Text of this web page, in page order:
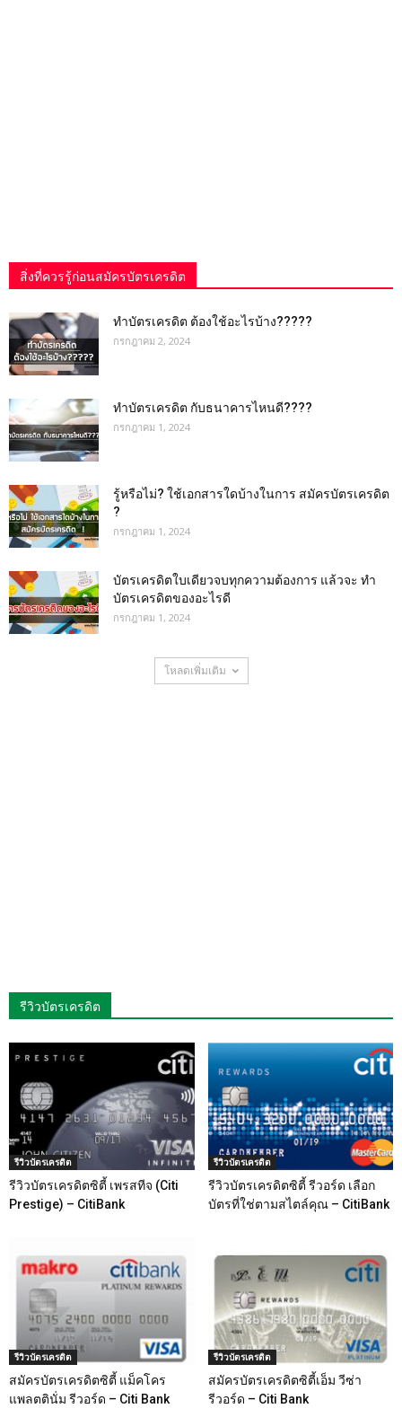
สิ่งที่ควรรู้ก่อนสมัครบัตรเครดิต
ทำบัตรเครดิต ต้องใช้อะไรบ้าง?????
กรกฎาคม 2, 2024
ทำบัตรเครดิต กับธนาคารไหนดี????
กรกฎาคม 1, 2024
รู้หรือไม่? ใช้เอกสารใดบ้างในการ สมัครบัตรเครดิต
?
กรกฎาคม 1, 2024
บัตรเครดิตใบเดียวจบทุกความต้องการ แล้วจะ ทำ
บัตรเครดิตของอะไรดี
กรกฎาคม 1, 2024
โหลดเพิ่มเติม
รีวิวบัตรเครดิต
รีวิวบัตรเครดิต
รีวิวบัตรเครดิตซิตี้ เพรสทีจ (Citi
Prestige) – CitiBank
รีวิวบัตรเครดิต
รีวิวบัตรเครดิตซิตี้ รีวอร์ด เลือก
บัตรที่ใช่ตามสไตล์คุณ – CitiBank
รีวิวบัตรเครดิต
สมัครบัตรเครดิตซิตี้ แม็คโคร
แพลตตินั่ม รีวอร์ด – Citi Bank
รีวิวบัตรเครดิต
สมัครบัตรเครดิตซิตี้เอ็ม วีซ่า
รีวอร์ด – Citi Bank